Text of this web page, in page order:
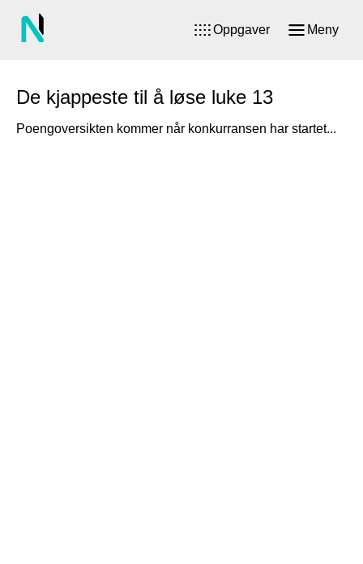
Oppgaver Meny
De kjappeste til å løse luke 13
Poengoversikten kommer når konkurransen har startet...